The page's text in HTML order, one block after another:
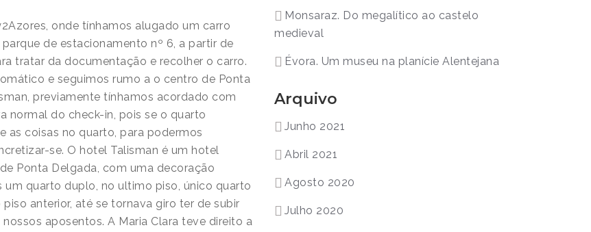
onde tínhamos alugado um carro
de estacionamento nº 6, a partir de
tratar da documentação e recolher o carro.
e seguimos rumo a o centro de Ponta
previamente tínhamos acordado com
normal do check-in, pois se o quarto
as coisas no quarto, para podermos
se. O hotel Talisman é um hotel
Ponta Delgada, com uma decoração
um quarto duplo, no ultimo piso, único quarto
anterior, até se tornava giro ter de subir
aposentos. A Maria Clara teve direito a
Monsaraz. Do megalítico ao castelo
medieval
Évora. Um museu na planície Alentejana
Arquivo
Junho 2021
Abril 2021
Agosto 2020
Julho 2020